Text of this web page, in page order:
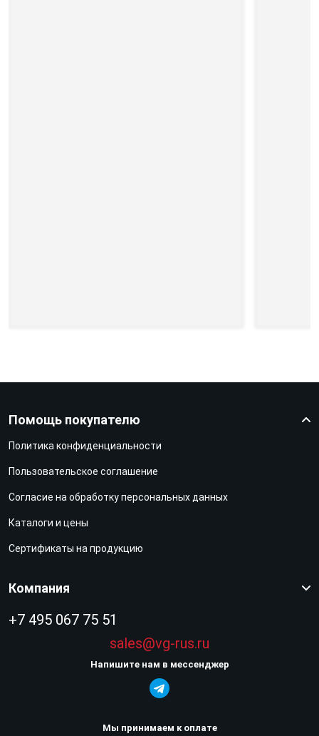
Помощь покупателю
Политика конфиденциальности
Пользовательское соглашение
Согласие на обработку персональных данных
Каталоги и цены
Сертификаты на продукцию
Компания
+7 495 067 75 51
sales@vg-rus.ru
Напишите нам в мессенджер
Мы принимаем к оплате